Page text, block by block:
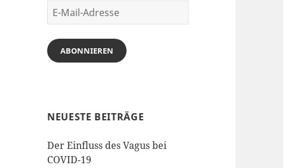
E-
Mail-
Adresse
ABONNIEREN
NEUESTE BEITRÄGE
Der Einfluss des Vagus bei
COVID-19